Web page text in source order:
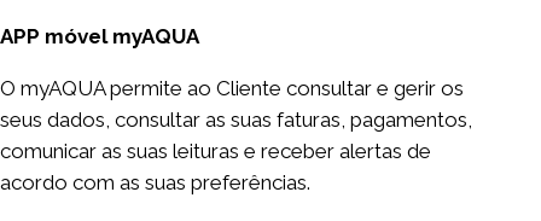
APP móvel myAQUA
O myAQUA permite ao Cliente consultar e gerir os
seus dados, consultar as suas faturas, pagamentos,
comunicar as suas leituras e receber alertas de
acordo com as suas preferências.